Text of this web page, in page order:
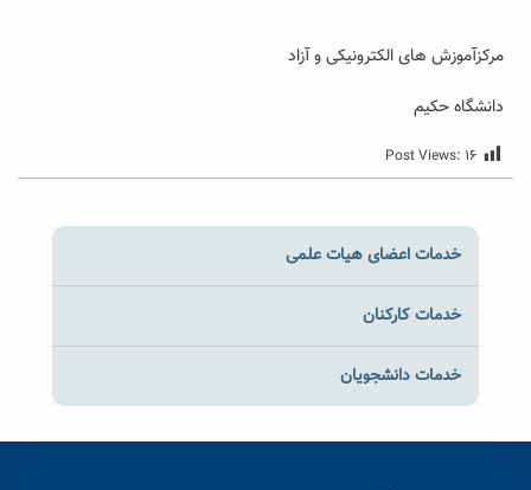
مرکزآموزش های الکترونیکی و آزاد
دانشگاه حکیم
Post Views: ۱۶
خدمات اعضای هیات علمی
خدمات کارکنان
خدمات دانشجویان